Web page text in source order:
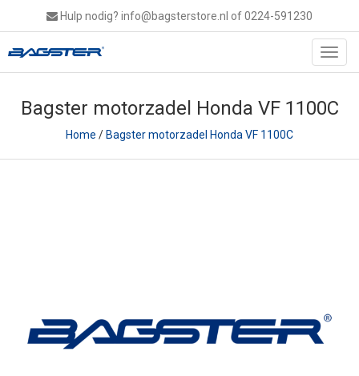
Hulp nodig? info@bagsterstore.nl of 0224-591230
Bagster motorzadel Honda VF 1100C
Home /Bagster motorzadel Honda VF 1100C